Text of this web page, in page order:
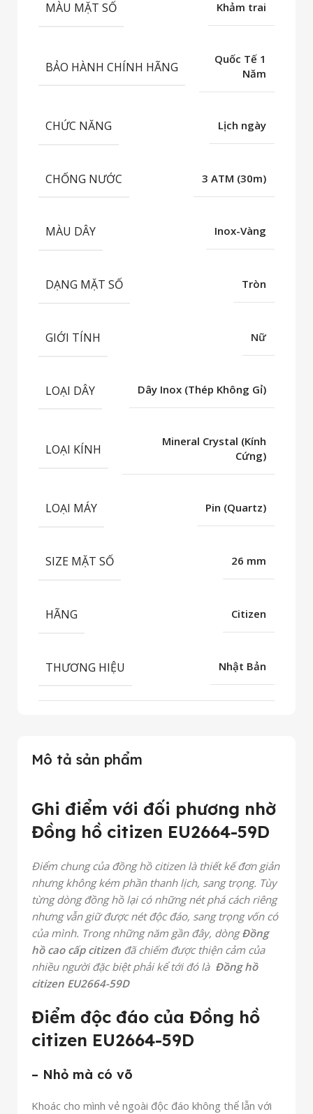
Mô tả sản phẩm
Ghi điểm với đối phương nhờ
Đồng hồ citizen EU2664-59D
Điểm chung của đồng hồ citizen là thiết kế đơn giản
nhưng không kém phần thanh lịch, sang trọng. Tùy
từng dòng đồng hồ lại có những nét phá cách riêng
nhưng vẫn giữ được nét độc đáo, sang trọng vốn có
của mình. Trong những năm gần đây, dòngĐồng
hồ cao cấp citizen đã chiếm được thiện cảm của
nhiều người đặc biệt phải kể tới đó là Đồng hồ
citizen EU2664-59D
Điểm độc đáo của Đồng hồ
citizen EU2664-59D
– Nhỏ mà có võ
Khoác cho mình vẻ ngoài độc đáo không thể lẫn với
MÀU MẶT SỐ Khảm trai
BẢO HÀNH CHÍNH HÃNG
Quốc Tế 1
Năm
CHỨC NĂNG Lịch ngày
CHỐNG NƯỚC 3 ATM (30m)
MÀU DÂY Inox-Vàng
DẠNG MẶT SỐ Tròn
GIỚI TÍNH Nữ
LOẠI DÂY Dây Inox (Thép Không Gỉ)
LOẠI KÍNH
Mineral Crystal (Kính
Cứng)
LOẠI MÁY Pin (Quartz)
SIZE MẶT SỐ 26 mm
HÃNG Citizen
THƯƠNG HIỆU Nhật Bản